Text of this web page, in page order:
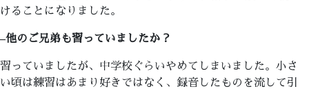
けることになりました。
–他のご兄弟も習っていましたか？
習っていましたが、中学校ぐらいやめてしまいました。小さ
い頃は練習はあまり好きではなく、録音したものを流して引